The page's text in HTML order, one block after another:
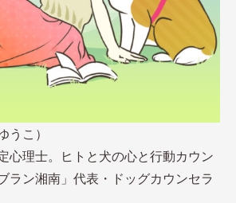
うこ）
心理士。ヒトと犬の心と行動カウン
ラン湘南」代表・ドッグカウンセラ